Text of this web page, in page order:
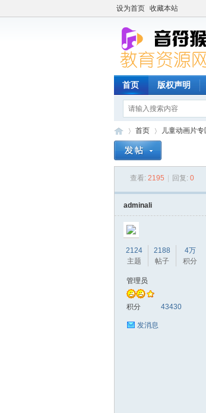
设为首页 收藏本站
首页 版权声明
首页
›
儿童动画片专
查看: 2195 回复: 0
adminali
2124
主题
2188
帖子
4万
积分
管理员
积分 43430
发消息